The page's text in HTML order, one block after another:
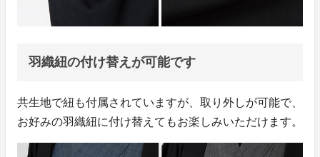
羽織紐の付け替えが可能です
共生地で紐も付属されていますが、取り外しが可能で、
お好みの羽織紐に付け替えてもお楽しみいただけます。